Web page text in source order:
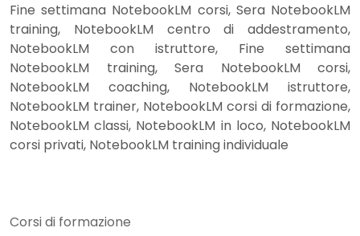
Fine settimana NotebookLM corsi, Sera NotebookLM
training, NotebookLM centro di addestramento,
NotebookLM con istruttore, Fine settimana
NotebookLM training, Sera NotebookLM corsi,
NotebookLM coaching, NotebookLM istruttore,
NotebookLM trainer, NotebookLM corsi di formazione,
NotebookLM classi, NotebookLM in loco, NotebookLM
corsi privati, NotebookLM training individuale
Corsi di formazione